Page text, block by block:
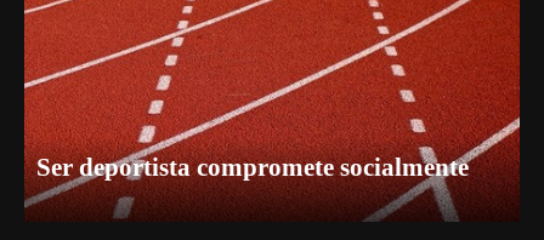
Ser deportista compromete socialmente